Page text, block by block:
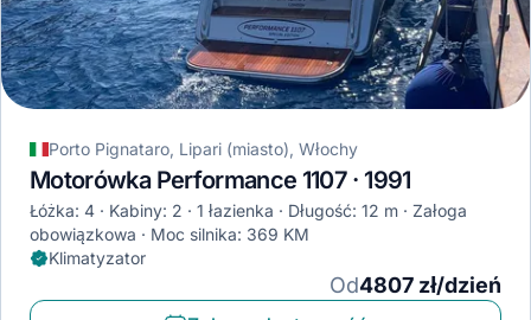
Porto Pignataro, Lipari (miasto), Włochy
Motorówka Performance 1107 · 1991
Łóżka: 4 Kabiny: 2 1 łazienka Długość: 12 m
Załoga
obowiązkowa
Moc silnika: 369 KM
Klimatyzator
Od4807 zł/dzień